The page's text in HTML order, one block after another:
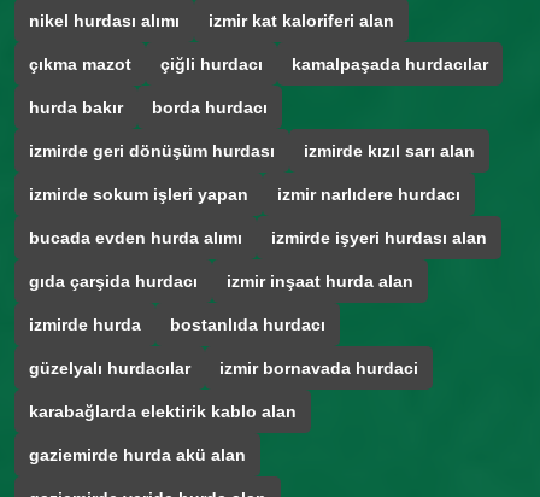
nikel hurdası alımı izmir kat kaloriferi alan
çıkma mazot çiğli hurdacı kamalpaşada hurdacılar
hurda bakır borda hurdacı
izmirde geri dönüşüm hurdası izmirde kızıl sarı alan
izmirde sokum işleri yapan izmir narlıdere hurdacı
bucada evden hurda alımı izmirde işyeri hurdası alan
gıda çarşida hurdacı izmir inşaat hurda alan
izmirde hurda bostanlıda hurdacı
güzelyalı hurdacılar izmir bornavada hurdaci
karabağlarda elektirik kablo alan
gaziemirde hurda akü alan